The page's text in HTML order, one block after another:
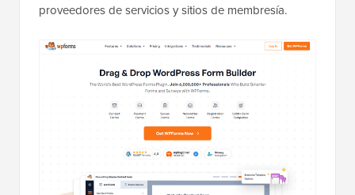
proveedores de servicios y sitios de membresía.